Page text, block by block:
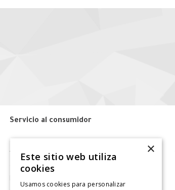
Servicio al consumidor
Tiendas
Contáctanos
×
Este sitio web utiliza
cookies
Usamos cookies para personalizar